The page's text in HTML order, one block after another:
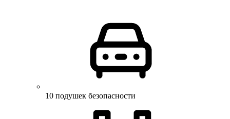
10 подушек безопасности